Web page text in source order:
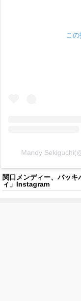
こ
Mandy
関口メンディー、バッ
ィ」Instagram